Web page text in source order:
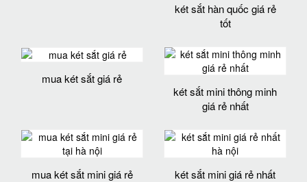
két sắt hàn quốc giá rẻ
tốt
mua két sắt giá rẻ
két sắt mini thông minh
giá rẻ nhất
mua két sắt mini giá rẻ
két sắt mini giá rẻ nhất